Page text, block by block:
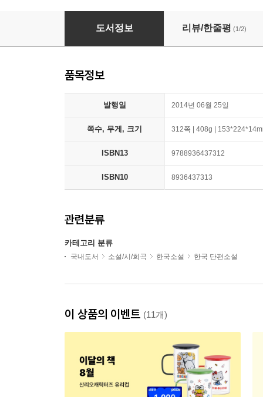
도서정보 리뷰/한줄평 (1/2)
품목정보
발행일 2014년 06월 25일
쪽수, 무게, 크기 312쪽 | 408g |
ISBN13 9788936437312
ISBN10 8936437313
관련분류
카테고리 분류
국내도서 소설/시/희곡 한국소설 한국 단편소설
이 상품의 이벤트 (11개)